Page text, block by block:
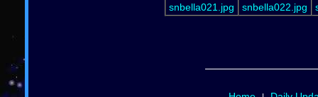
snbella021.jpg snbella022.jpg